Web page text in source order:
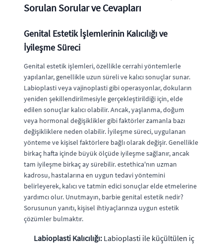
Sorulan Sorular ve Cevapları
Genital Estetik İşlemlerinin Kalıcılığı ve
İyileşme Süreci
Genital estetik işlemleri, özellikle cerrahi yöntemlerle
yapılanlar, genellikle uzun süreli ve kalıcı sonuçlar sunar.
Labioplasti veya vajinoplasti gibi operasyonlar, dokuların
yeniden şekillendirilmesiyle gerçekleştirildiği için, elde
edilen sonuçlar kalıcı olabilir. Ancak, yaşlanma, doğum
veya hormonal değişiklikler gibi faktörler zamanla bazı
değişikliklere neden olabilir. İyileşme süreci, uygulanan
yönteme ve kişisel faktörlere bağlı olarak değişir. Genellikle
birkaç hafta içinde büyük ölçüde iyileşme sağlanır, ancak
tam iyileşme birkaç ay sürebilir. estethica'nın uzman
kadrosu, hastalarına en uygun tedavi yöntemini
belirleyerek, kalıcı ve tatmin edici sonuçlar elde etmelerine
yardımcı olur. Unutmayın, barbie genital estetik nedir?
Sorusunun yanıtı, kişisel ihtiyaçlarınıza uygun estetik
çözümler bulmaktır.
Labioplasti Kalıcılığı: Labioplasti ile küçültülen iç